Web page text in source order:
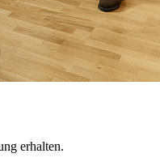
erhalten.